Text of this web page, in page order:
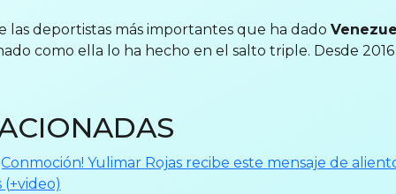
las deportistas más importantes que ha dado
como ella lo ha hecho en el salto triple. Desde
Yulimar Rojas recibe este mensaje de